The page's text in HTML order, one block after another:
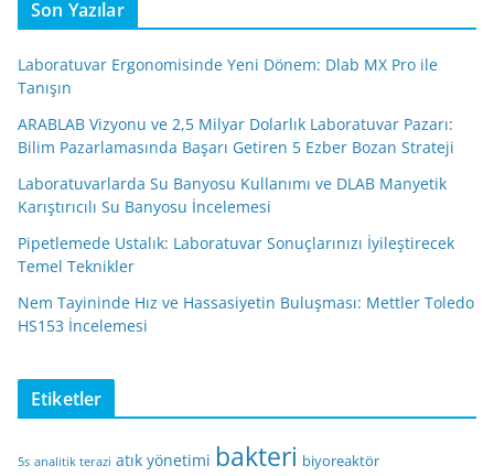
Son Yazılar
Laboratuvar Ergonomisinde Yeni Dönem: Dlab MX Pro ile
Tanışın
ARABLAB Vizyonu ve 2,5 Milyar Dolarlık Laboratuvar Pazarı:
Bilim Pazarlamasında Başarı Getiren 5 Ezber Bozan Strateji
Laboratuvarlarda Su Banyosu Kullanımı ve DLAB Manyetik
Karıştırıcılı Su Banyosu İncelemesi
Pipetlemede Ustalık: Laboratuvar Sonuçlarınızı İyileştirecek
Temel Teknikler
Nem Tayininde Hız ve Hassasiyetin Buluşması: Mettler Toledo
HS153 İncelemesi
Etiketler
5s analitik terazi atık yönetimi bakteri biyoreaktör